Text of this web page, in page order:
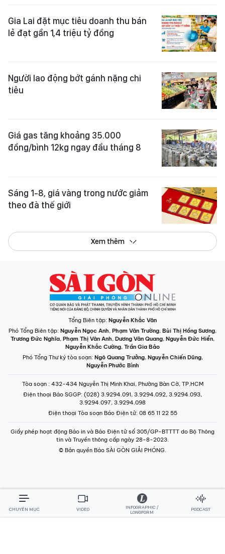
Gia Lai đặt mục tiêu doanh thu bán
lẻ đạt gần 1,4 triệu tỷ đồng
Người lao động bớt gánh nặng chi
tiêu
Giá gas tăng khoảng 35.000
đồng/bình 12kg ngay đầu tháng 8
Sáng 1-8, giá vàng trong nước giảm
theo đà thế giới
Xem thêm
Tổng Biên tập: Nguyễn Khắc Văn
Phó Tổng Biên tập: Nguyễn Ngọc Anh, Phạm Văn Trường, Bùi Thị Hồng Sương,
Trương Đức Nghĩa, Phạm Thị Vân Anh, Dương Văn Quang, Nguyễn Đức Hiển,
Nguyễn Khắc Cường, Trần Gia Bảo
Phó Tổng Thư ký tòa soạn: Ngô Quang Trưởng, Nguyễn Chiến Dũng,
Nguyễn Phước Bình
Tòa soạn : 432-434 Nguyễn Thị Minh Khai, Phường Bàn Cờ, TP.HCM
Điện thoại Báo SGGP: (028) 3.9294.091, 3.9294.092, 3.9294.093,
3.9294.097, 3.9294.098
Điện thoại Tòa soạn Báo Điện tử: 08 65 11 22 55
Giấy phép hoạt động Báo in và Báo Điện tử số 305/GP-BTTTT do Bộ Thông
tin và Truyền thông cấp ngày 28-8-2023.
© Bản quyền Báo SÀI GÒN GIẢI PHÓNG.
CHUYÊN MỤC VIDEO
INFOGRAPHIC /
LONGFORM
PODCAST